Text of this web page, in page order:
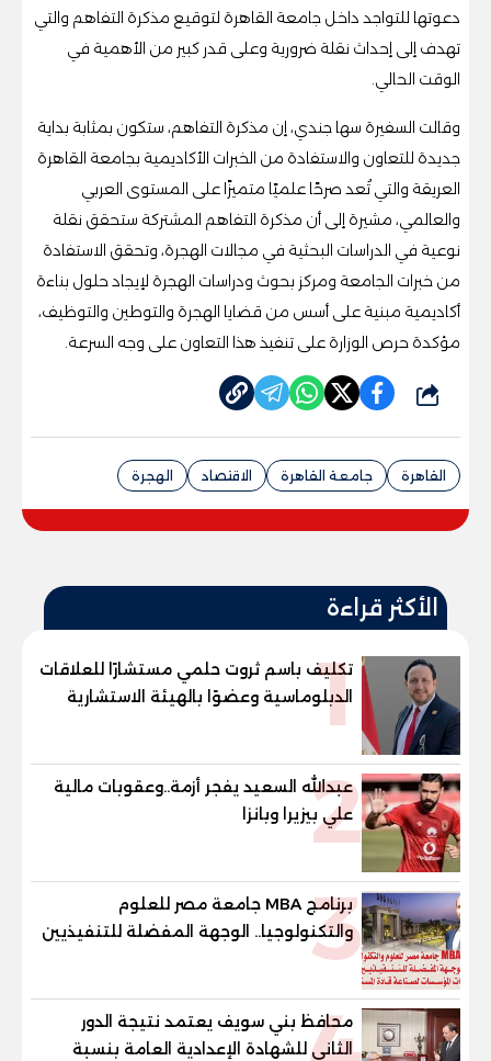
دعوتها للتواجد داخل جامعة القاهرة لتوقيع مذكرة التفاهم والتي
تهدف إلى إحداث نقلة ضرورية وعلى قدر كبير من الأهمية في
الوقت الحالي.
وقالت السفيرة سها جندي، إن مذكرة التفاهم، ستكون بمثابة بداية
جديدة للتعاون والاستفادة من الخبرات الأكاديمية بجامعة القاهرة
العريقة والتي تُعد صرحًا علميًا متميزًا على المستوى العربي
والعالمي، مشيرة إلى أن مذكرة التفاهم المشتركة ستحقق نقلة
نوعية في الدراسات البحثية في مجالات الهجرة، وتحقق الاستفادة
من خبرات الجامعة ومركز بحوث ودراسات الهجرة لإيجاد حلول بناءة
أكاديمية مبنية على أسس من قضايا الهجرة والتوطين والتوظيف،
مؤكدة حرص الوزارة على تنفيذ هذا التعاون على وجه السرعة.
شارك
القاهرة جامعة القاهرة الاقتصاد الهجرة
الأكثر قراءة
1
تكليف باسم ثروت حلمي مستشارًا للعلاقات
الدبلوماسية وعضوًا بالهيئة الاستشارية
العليا لمنظمة «جاد جمينت يوإن»
2
عبدالله السعيد يفجر أزمة..وعقوبات مالية
علي بيزيرا وبانزا
3
برنامج MBA جامعة مصر للعلوم
والتكنولوجيا.. الوجهة المفضلة للتنفيذيين
وقيادات المؤسسات لصناعة قادة
محافظ بني سويف يعتمد نتيجة الدور
الثاني للشهادة الإعدادية العامة بنسبة